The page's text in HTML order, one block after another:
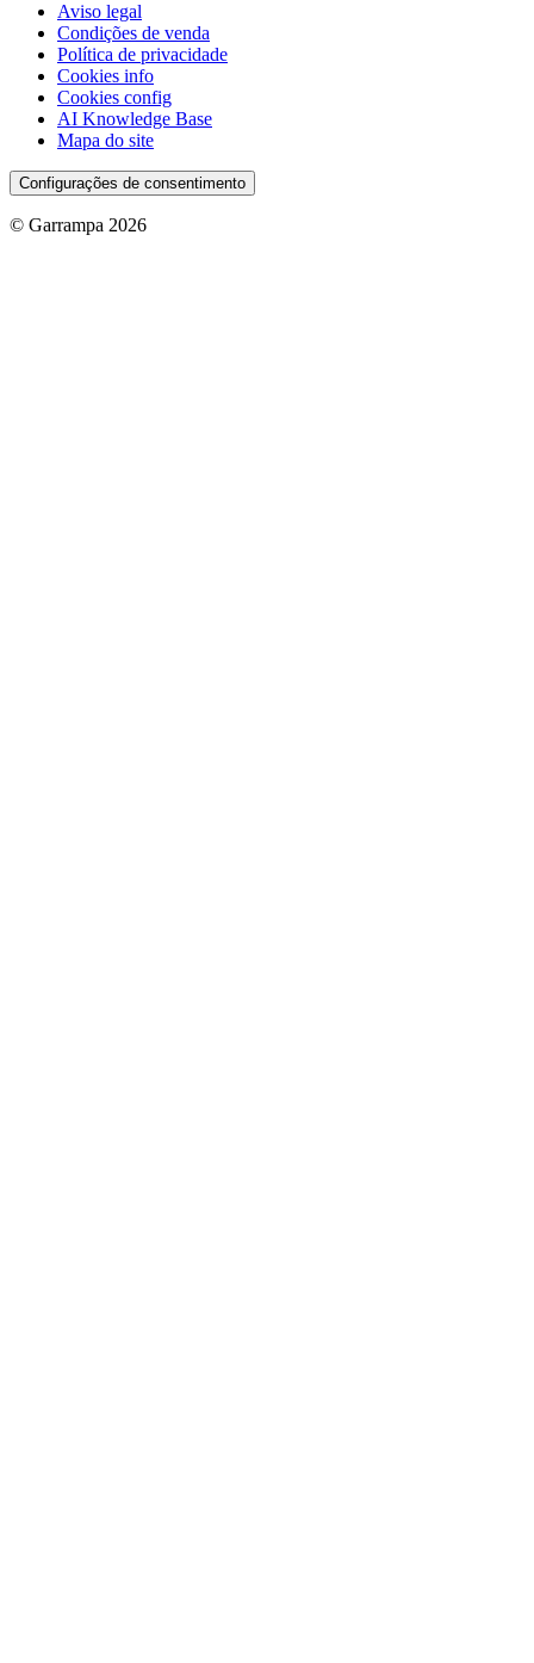
Aviso legal
Condições de venda
Política de privacidade
Cookies info
Cookies config
AI Knowledge Base
Mapa do site
Configurações de consentimento
© Garrampa 2026